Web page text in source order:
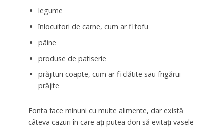
legume
înlocuitori de carne, cum ar fi tofu
pâine
produse de patiserie
prăjituri coapte, cum ar fi clătite sau frigărui
prăjite
Fonta face minuni cu multe alimente, dar există
câteva cazuri în care ați putea dori să evitați vasele